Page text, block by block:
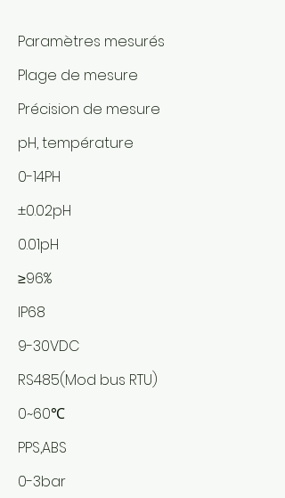
Paramètres mesurés
Plage de mesure
Précision de mesure
pH, température
0-14PH
±0.02pH
0.01pH
≥96%
IP68
9-30VDC
RS485(Mod bus RTU)
0~60℃
PPS,ABS
0-3bar